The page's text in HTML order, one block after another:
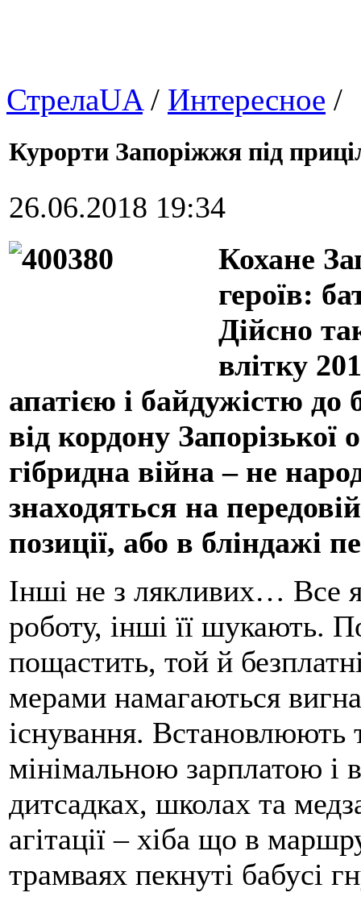
СтрелаUA/ Интересное /
Курорти Запоріжжя під
26.06.2018 19:34
Кохане
героїв:
Дійсно
влітку
апатією і байдужістю до
від кордону Запорізької
гібридна війна – не
знаходяться на
позиції, або в бліндажі
Інші не з лякливих… Все
роботу, інші її шукають.
пощастить, той й
мерами намагаються
існування. Встановлюють
мінімальною зарплатою
дитсадках, школах та
агітації – хіба що в
трамваях пекнуті бабусі